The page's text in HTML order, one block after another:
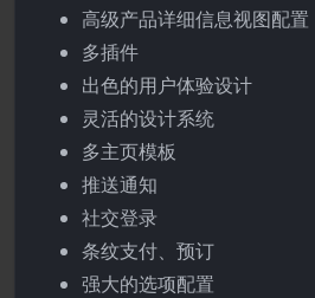
高级产品详细信息视图配置
多插件
出色的用户体验设计
灵活的设计系统
多主页模板
推送通知
社交登录
条纹支付、预订
强大的选项配置